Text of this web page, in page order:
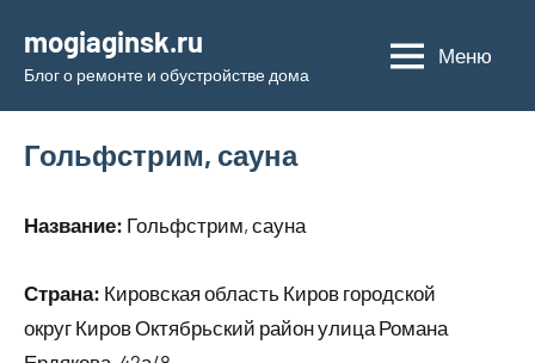
содержимому
mogiaginsk.ru
Блог о ремонте и обустройстве дома
Меню
Гольфстрим, сауна
Название: Гольфстрим, сауна
Страна: Кировская область Киров городской
округ Киров Октябрьский район улица Романа